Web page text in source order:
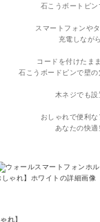
石こうボートピ
スマートフォンや
充電しなが
コードを付けたま
石こうボードピンで壁
木ネジでも設
おしゃれで便利
あなたの快適
れ】